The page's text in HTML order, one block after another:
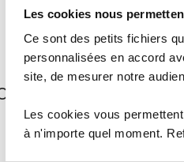
Les cookies nous
Ce sont des petits fichiers
personnalisées en accord
site, de mesurer notre
Les cookies vous
à n'importe quel moment.